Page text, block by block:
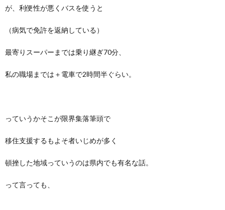
が、利便性が悪くバスを使うと
（病気で免許を返納している）
最寄りスーパーまでは乗り継ぎ70分、
私の職場までは＋電車で2時間半ぐらい。
っていうかそこが限界集落筆頭で
移住支援するもよそ者いじめが多く
頓挫した地域っていうのは県内でも有名な話。
って言っても、